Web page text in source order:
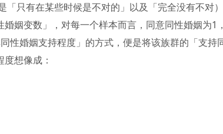
只有在某些时候是不对的」以及「完全没有不对）
姻变数」，对每一个样本而言，同意同性婚姻为1，
性婚姻支持程度」的方式，便是将该族群的「支持
想像成：